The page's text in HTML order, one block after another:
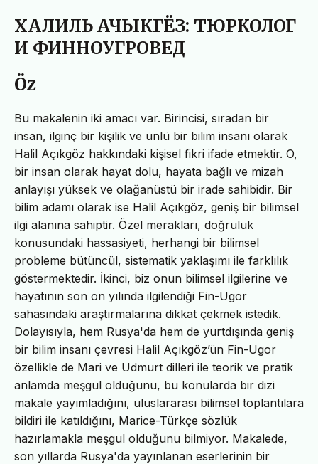
ХАЛИЛЬ АЧЫКГЁЗ: ТЮРКОЛОГ
И ФИННОУГРОВЕД
Öz
Bu makalenin iki amacı var. Birincisi, sıradan bir
insan, ilginç bir kişilik ve ünlü bir bilim insanı olarak
Halil Açıkgöz hakkındaki kişisel fikri ifade etmektir. O,
bir insan olarak hayat dolu, hayata bağlı ve mizah
anlayışı yüksek ve olağanüstü bir irade sahibidir. Bir
bilim adamı olarak ise Halil Açıkgöz, geniş bir bilimsel
ilgi alanına sahiptir. Özel merakları, doğruluk
konusundaki hassasiyeti, herhangi bir bilimsel
probleme bütüncül, sistematik yaklaşımı ile farklılık
göstermektedir. İkinci, biz onun bilimsel ilgilerine ve
hayatının son on yılında ilgilendiği Fin-Ugor
sahasındaki araştırmalarına dikkat çekmek istedik.
Dolayısıyla, hem Rusya'da hem de yurtdışında geniş
bir bilim insanı çevresi Halil Açıkgöz’ün Fin-Ugor
özellikle de Mari ve Udmurt dilleri ile teorik ve pratik
anlamda meşgul olduğunu, bu konularda bir dizi
makale yayımladığını, uluslararası bilimsel toplantılara
bildiri ile katıldığını, Marice-Türkçe sözlük
hazırlamakla meşgul olduğunu bilmiyor. Makalede,
son yıllarda Rusya'da yayınlanan eserlerinin bir